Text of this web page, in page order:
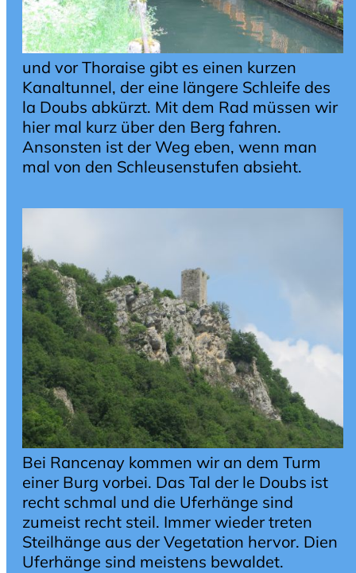
und vor Thoraise gibt es einen kurzen
Kanaltunnel, der eine längere Schleife des
la Doubs abkürzt. Mit dem Rad müssen wir
hier mal kurz über den Berg fahren.
Ansonsten ist der Weg eben, wenn man
mal von den Schleusenstufen absieht.
Bei Rancenay kommen wir an dem Turm
einer Burg vorbei. Das Tal der le Doubs ist
recht schmal und die Uferhänge sind
zumeist recht steil. Immer wieder treten
Steilhänge aus der Vegetation hervor. Dien
Uferhänge sind meistens bewaldet.